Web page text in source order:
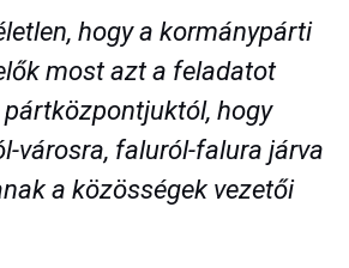
hogy a kormánypárti
most azt a feladatot
hogy
városra, faluról-falura járva
a közösségek vezetői